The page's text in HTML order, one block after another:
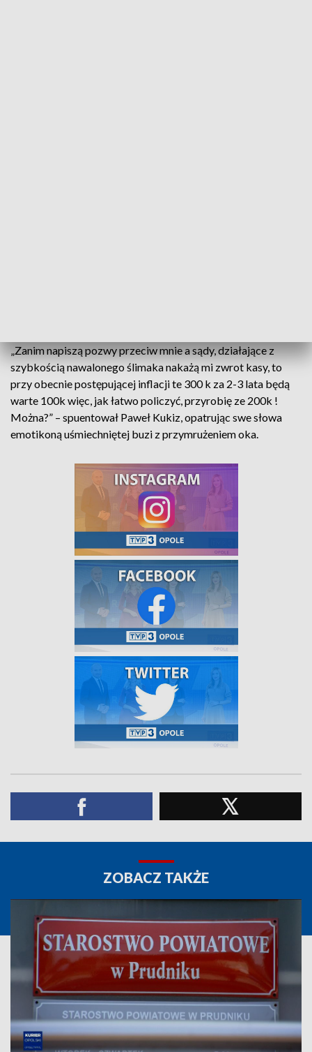
„Zanim napiszą pozwy przeciw mnie a sądy, działające z
szybkością nawalonego ślimaka nakażą mi zwrot kasy, to
przy obecnie postępującej inflacji te 300 k za 2-3 lata będą
warte 100k więc, jak łatwo policzyć, przyrobię ze 200k !
Można?” – spuentował Paweł Kukiz, opatrując swe słowa
emotikoną uśmiechniętej buzi z przymrużeniem oka.
ZOBACZ TAKŻE